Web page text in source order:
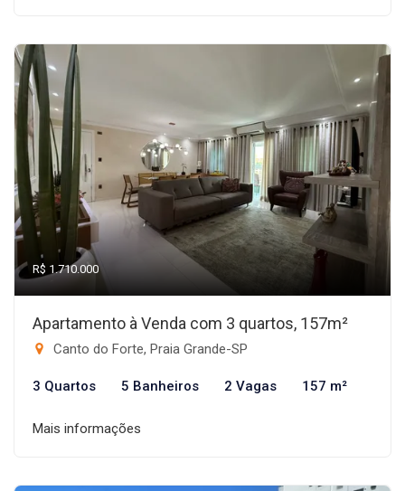
R$ 1.710.000
Apartamento à Venda com 3 quartos, 157m²
Canto do Forte, Praia Grande-SP
3 Quartos 5 Banheiros 2 Vagas 157 m²
Mais informações